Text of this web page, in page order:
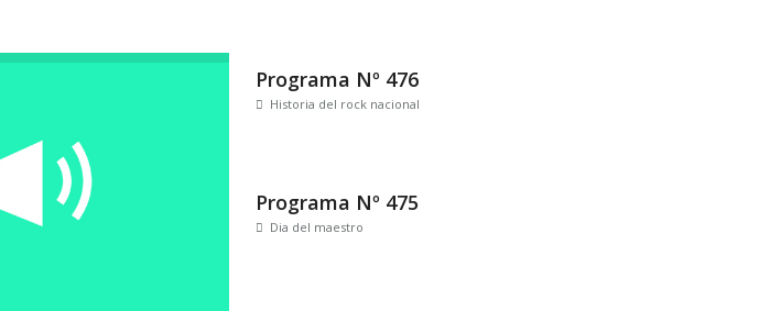
Programa Nº 476
Historia del rock nacional
Programa Nº 475
Dia del maestro